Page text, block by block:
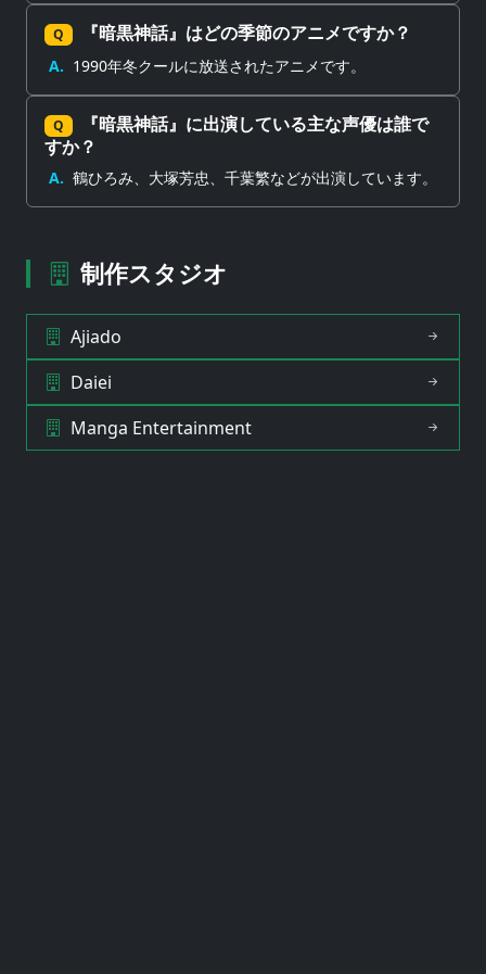
Q 『暗黒神話』はどの季節のアニメですか？
A. 1990年冬クールに放送されたアニメです。
Q
『暗黒神話』に出演している主な声優は誰で
すか？
A. 鶴ひろみ、大塚芳忠、千葉繁などが出演しています。
制作スタジオ
Ajiado
Daiei
Manga Entertainment